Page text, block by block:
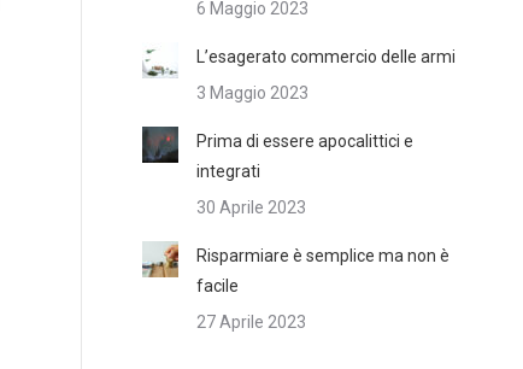
6 Maggio 2023
L’esagerato commercio delle armi
3 Maggio 2023
Prima di essere apocalittici e
integrati
30 Aprile 2023
Risparmiare è semplice ma non è
facile
27 Aprile 2023